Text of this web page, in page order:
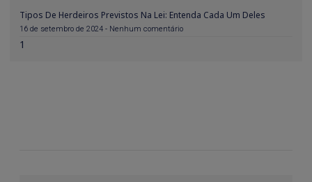
Tipos De Herdeiros Previstos Na Lei: Entenda Cada Um Deles
16 de setembro de 2024 Nenhum comentário